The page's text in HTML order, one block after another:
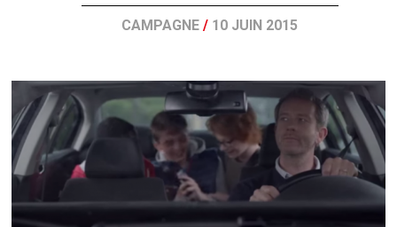
CAMPAGNE / 10 JUIN 2015